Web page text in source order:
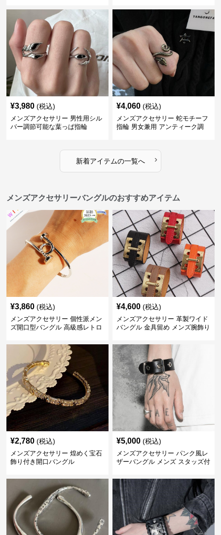
¥3,980 (税込)
メンズアクセサリー 男性用シル
バー調節可能な葉っぱ指輪
¥4,060 (税込)
メンズアクセサリー 蛇モチーフ
指輪 男女兼用 アンティーク調
新着アイテムの一覧へ ›
メンズアクセサリーバングルのおすすめアイテム
¥3,860 (税込)
メンズアクセサリー 個性派メン
ズ開口型バングル 高級感レトロ
¥4,600 (税込)
メンズアクセサリー 革製ワイド
バングル 金具留め メンズ腕飾り
¥2,780 (税込)
メンズアクセサリー 煌めく宝石
飾り付き開口バングル
¥5,000 (税込)
メンズアクセサリー パンク風レ
ザーバングル メンズ スタッズ付